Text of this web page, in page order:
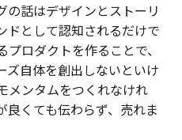
の話はデザインとストーリ
ドとして認知されるだけで
ロダクトを作ることで、
ズ自体を創出しないといけ
メンタムをつくれなけれ
良くても伝わらず、売れま